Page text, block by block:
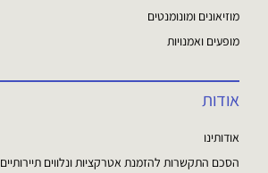
מוזיאונים ומונומנטים
מופעים ואמנויות
אודות
אודותינו
הסכם התקשרות להזמנת אטרקציות ונלווים תיירותיים